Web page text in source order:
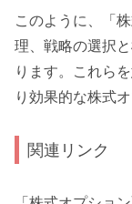
このように、「
理、戦略の選択
ります。これら
り効果的な株式
関連リンク